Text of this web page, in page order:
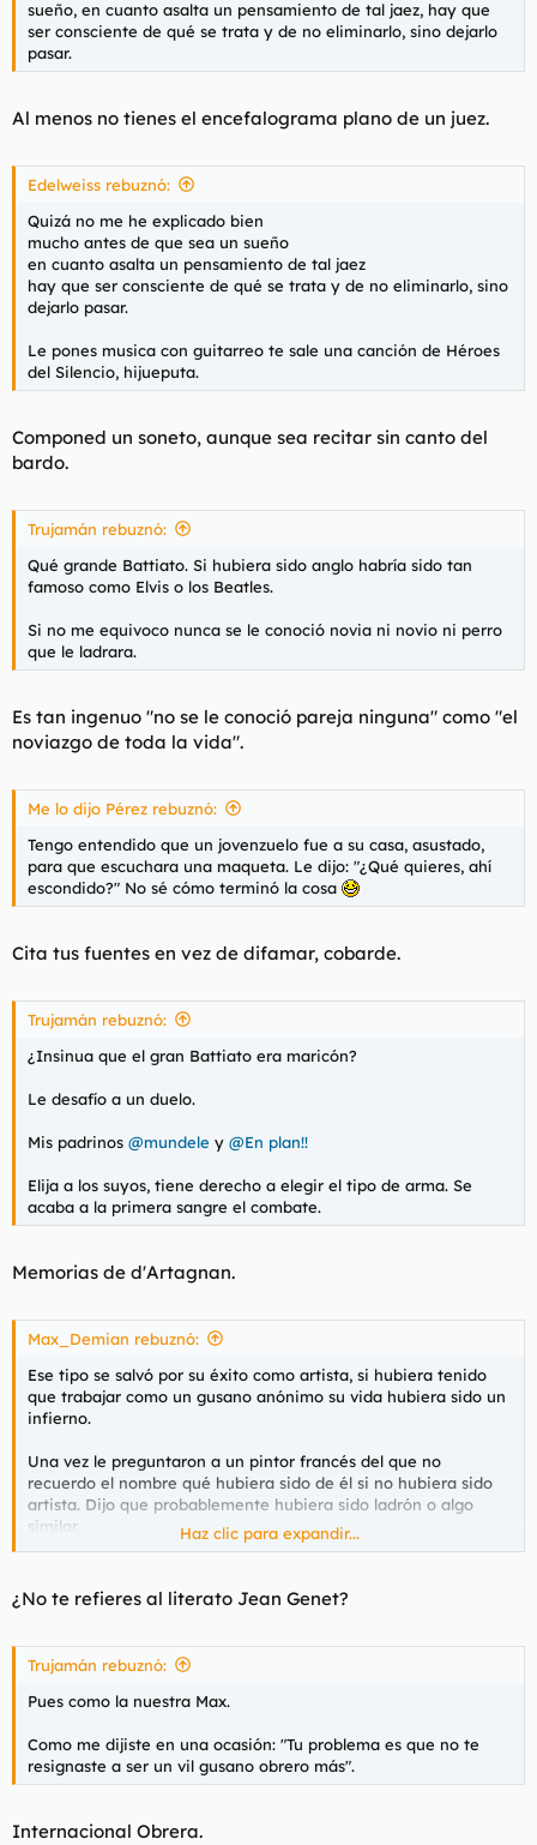
sueño, en cuanto asalta un pensamiento de tal jaez, hay que
ser consciente de qué se trata y de no eliminarlo, sino dejarlo
pasar.
Al menos no tienes el encefalograma plano de un juez.
Edelweiss rebuznó:
Quizá no me he explicado bien
mucho antes de que sea un sueño
en cuanto asalta un pensamiento de tal jaez
hay que ser consciente de qué se trata y de no eliminarlo, sino
dejarlo pasar.
Le pones musica con guitarreo te sale una canción de Héroes
del Silencio, hijueputa.
Componed un soneto, aunque sea recitar sin canto del
bardo.
Trujamán rebuznó:
Qué grande Battiato. Si hubiera sido anglo habría sido tan
famoso como Elvis o los Beatles.
Si no me equivoco nunca se le conoció novia ni novio ni perro
que le ladrara.
Es tan ingenuo "no se le conoció pareja ninguna" como "el
noviazgo de toda la vida".
Me lo dijo Pérez rebuznó:
Tengo entendido que un jovenzuelo fue a su casa, asustado,
para que escuchara una maqueta. Le dijo: "¿Qué quieres, ahí
escondido?" No sé cómo terminó la cosa
Cita tus fuentes en vez de difamar, cobarde.
Trujamán rebuznó:
¿Insinua que el gran Battiato era maricón?
Le desafío a un duelo.
Mis padrinos @mundele y @En plan!!
Elija a los suyos, tiene derecho a elegir el tipo de arma. Se
acaba a la primera sangre el combate.
Memorias de d'Artagnan.
Max_Demian rebuznó:
Ese tipo se salvó por su éxito como artista, si hubiera tenido
que trabajar como un gusano anónimo su vida hubiera sido un
infierno.
Una vez le preguntaron a un pintor francés del que no
recuerdo el nombre qué hubiera sido de él si no hubiera sido
artista. Dijo que probablemente hubiera sido ladrón o algo
similar.
Haz clic para expandir...
¿No te refieres al literato Jean Genet?
Trujamán rebuznó:
Pues como la nuestra Max.
Como me dijiste en una ocasión: "Tu problema es que no te
resignaste a ser un vil gusano obrero más".
Internacional Obrera.